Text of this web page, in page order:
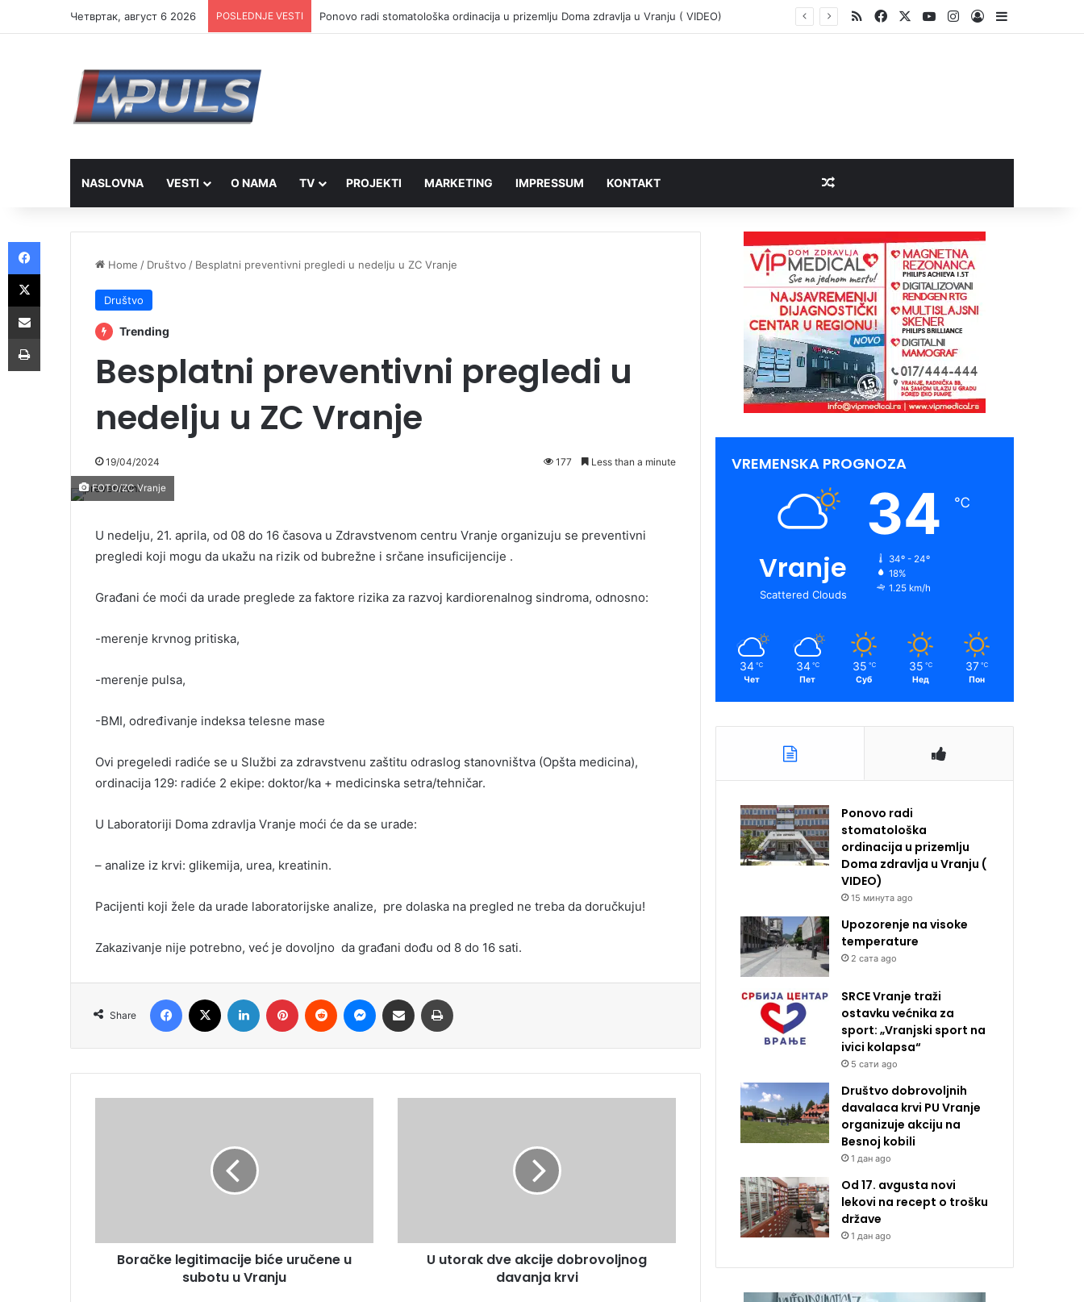
Четвртак, август 6 2026 POSLEDNJE VESTI Ponovo radi stomatološka ordinacija u prizemlju Doma zdravlja u Vranju ( VIDEO) RSSFacebookYouTubeInstagram
Log InSidebar
NASLOVNA VESTI O NAMA TV PROJEKTI MARKETING IMPRESSUM KONTAKT Random Article
Home / Društvo / Besplatni preventivni pregledi u nedelju u ZC Vranje
Društvo
Trending
Besplatni preventivni pregledi u
nedelju u ZC Vranje
19/04/2024 177 Less than a minute
FOTO/ZC Vranje
U nedelju, 21. aprila, od 08 do 16 časova u Zdravstvenom centru Vranje organizuju se preventivni
pregledi koji mogu da ukažu na rizik od bubrežne i srčane insuficijencije .
Građani će moći da urade preglede za faktore rizika za razvoj kardiorenalnog sindroma, odnosno:
-merenje krvnog pritiska,
-merenje pulsa,
-BMI, određivanje indeksa telesne mase
Ovi pregeledi radiće se u Službi za zdravstvenu zaštitu odraslog stanovništva (Opšta medicina),
ordinacija 129: radiće 2 ekipe: doktor/ka + medicinska setra/tehničar.
U Laboratoriji Doma zdravlja Vranje moći će da se urade:
– analize iz krvi: glikemija, urea, kreatinin.
Pacijenti koji žele da urade laboratorijske analize, pre dolaska na pregled ne treba da doručkuju!
Zakazivanje nije potrebno, već je dovoljno da građani dođu od 8 do 16 sati.
Share
Facebook LinkedIn Pinterest Reddit Messenger
Share via Email
Boračke legitimacije biće uručene u
subotu u Vranju
U utorak dve akcije dobrovoljnog
davanja krvi
VREMENSKA PROGNOZA
Vranje
Scattered Clouds
34 ℃
34º - 24º
18%
1.25 km/h
34 ℃
Чет
34 ℃
Пет
35 ℃
Суб
35 ℃
Нед
37 ℃
Пон
Ponovo radi
stomatološka
ordinacija u prizemlju
Doma zdravlja u Vranju (
VIDEO)
15 минута ago
Upozorenje na visoke
temperature
2 сата ago
SRCE Vranje traži
ostavku većnika za
sport: „Vranjski sport na
ivici kolapsa“
5 сати ago
Društvo dobrovoljnih
davalaca krvi PU Vranje
organizuje akciju na
Besnoj kobili
1 дан ago
Od 17. avgusta novi
lekovi na recept o trošku
države
1 дан ago
Facebook
X
Share via Email